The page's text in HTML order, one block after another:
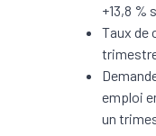
+13,8 %
Taux de
emploi
un